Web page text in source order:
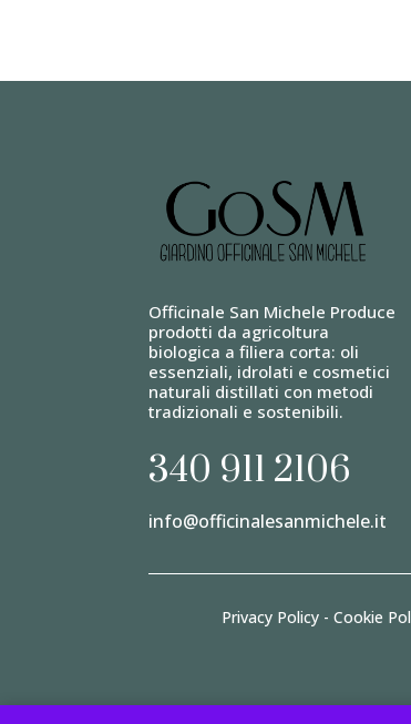
28,00 €
Officinale San Michele Produce
prodotti da agricoltura
biologica a filiera corta: oli
essenziali, idrolati e cosmetici
naturali distillati con metodi
tradizionali e sostenibili.
340 911 2106
info@officinalesanmichele.it
Privacy Policy - Cookie